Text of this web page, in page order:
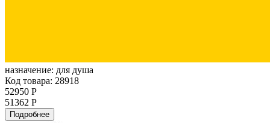
назначение: для душа
Код товара: 28918
52950 Р
51362 Р
Подробнее